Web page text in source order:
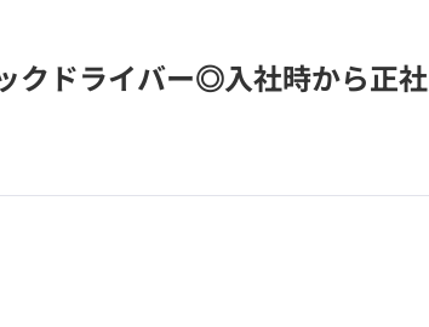
クドライバー◎入社時から正